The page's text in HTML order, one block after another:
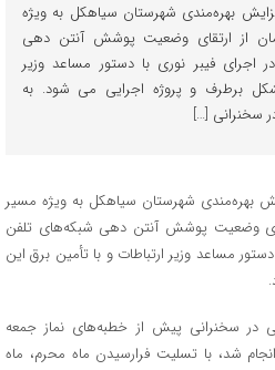
بهره‌مندی شهرستان سیاهکل به ویژه
از ارتقای وضعیت پوشش آنتن دهی
فیبر نوری با دستور مساعد وزیر
برطرف و پروژه اجرایی می شود. به
سخنرانی […]
بهره‌مندی شهرستان سیاهکل به ویژه مسیر
وضعیت پوشش آنتن دهی شبکه‌های تلفن
مساعد وزیر ارتباطات و با تأمین برق این
در سخنرانی پیش از خطبه‌های نماز جمعه
شد، با تسلیت فرارسیدن ماه محرم، ماه